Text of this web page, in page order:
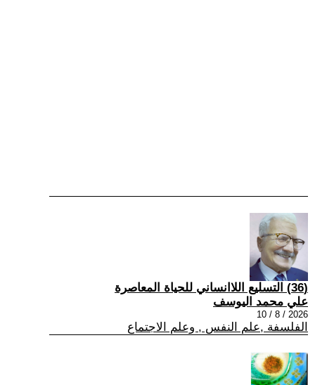
(36) التسليع اللاانساني للحياة المعاصرة
علي محمد اليوسف
2026 / 8 / 10
الفلسفة ,علم النفس , وعلم الاجتماع